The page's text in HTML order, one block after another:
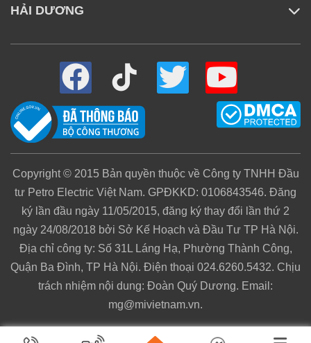
Sản phẩm liên quan:
Camera Giám Sát An Ninh Ngoài Trời IMOU
G26EP – Mi Việt Nam (mivietnam.vn)
Camera Giám Sát An Ninh Qihoo AC1C Full
HD 1080P – Mi Việt Nam (mivietnam.vn)
Camera Giám Sát An Ninh Xoay 360 IMOU
Ranger 2 – Mi Việt Nam (mivietnam.vn)
Tính năng đàm thoại 2 chiều, điều
HẢI DƯƠNG
Copyright © 2015 Bản quyền thuộc về Công ty TNHH Đầu
tư Petro Electric Việt Nam. GPĐKKD: 0106843546. Đăng
ký lần đầu ngày 11/05/2015, đăng ký thay đổi lần thứ 2
ngày 24/08/2018 bởi Sở Kế Hoạch và Đầu Tư TP Hà Nội.
Địa chỉ công ty: Số 31L Láng Hạ, Phường Thành Công,
Quận Ba Đình, TP Hà Nội. Điện thoại 024.6260.5432. Chịu
trách nhiệm nội dung: Đoàn Quý Dương. Email:
mg@mivietnam.vn.